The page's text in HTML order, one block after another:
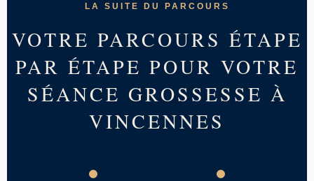
LA SUITE DU PARCOURS
VOTRE PARCOURS ÉTAPE
PAR ÉTAPE POUR VOTRE
SÉANCE GROSSESSE À
VINCENNES